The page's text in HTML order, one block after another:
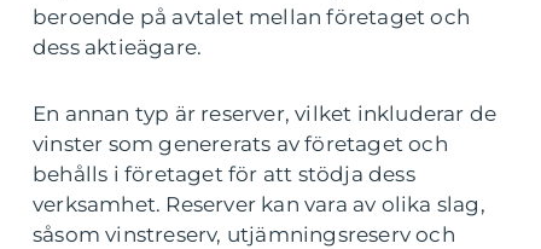
beroende på avtalet mellan företaget och
dess aktieägare.
En annan typ är reserver, vilket inkluderar de
vinster som genererats av företaget och
behålls i företaget för att stödja dess
verksamhet. Reserver kan vara av olika slag,
såsom vinstreserv, utjämningsreserv och